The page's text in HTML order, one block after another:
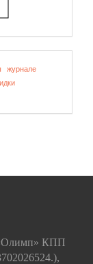
журнале
КПП